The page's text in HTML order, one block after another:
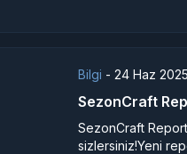
Bilgi - 24 Haz 2025
SezonCraft
SezonCraft
sizlersiniz!Yeni